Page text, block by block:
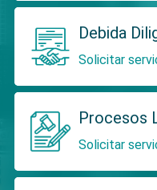
Debida
Solicitar
Procesos
Solicitar